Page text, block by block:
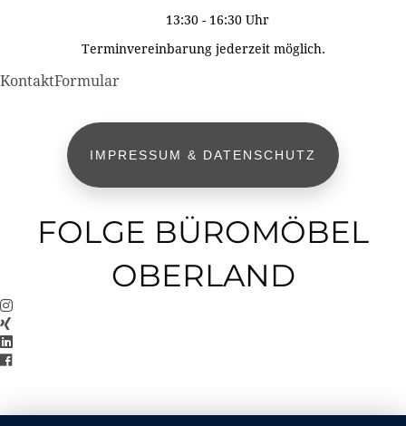
13:30 - 16:30 Uhr
Terminvereinbarung jederzeit möglich.
KontaktFormular
IMPRESSUM & DATENSCHUTZ
FOLGE BÜROMÖBEL
OBERLAND